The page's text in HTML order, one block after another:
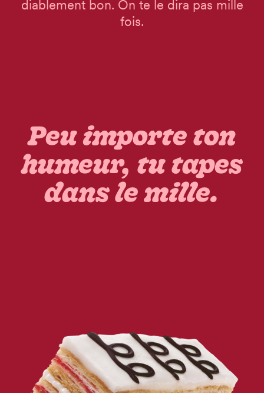
diablement bon. On te le dira pas mille
fois.
Peu importe ton
humeur, tu tapes
dans le mille.